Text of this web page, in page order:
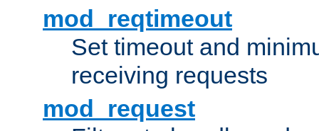
mod_reqtimeout
Set timeout and
receiving requests
mod_request